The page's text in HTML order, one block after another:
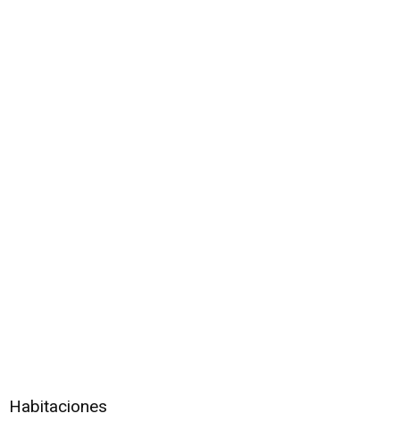
Habitaciones